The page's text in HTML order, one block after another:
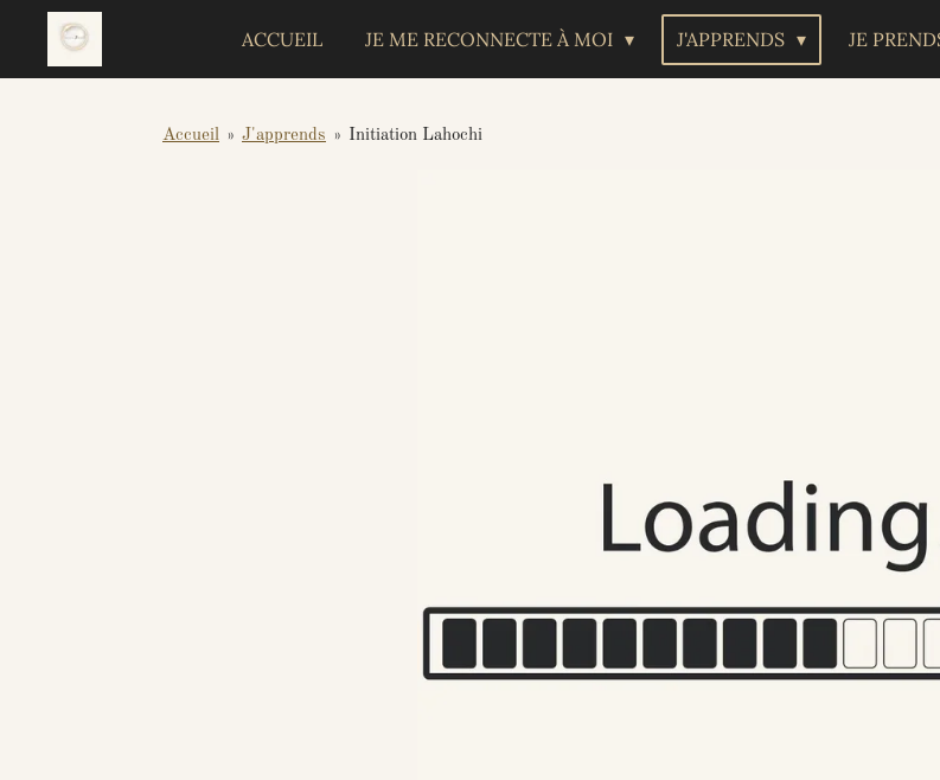
Passer
ACCUEIL JE ME RECONNECTE À MOI J'APPRENDS JE
Accueil » J'apprends » Initiation Lahochi